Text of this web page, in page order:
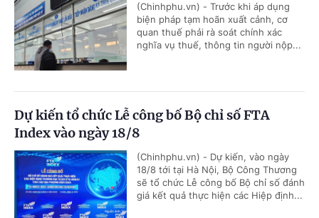
(Chinhphu.vn) - Trước khi áp dụng
biện pháp tạm hoãn xuất cảnh, cơ
quan thuế phải rà soát chính xác
nghĩa vụ thuế, thông tin người nộp...
Dự kiến tổ chức Lễ công bố Bộ chỉ số FTA
Index vào ngày 18/8
(Chinhphu.vn) - Dự kiến, vào ngày
18/8 tới tại Hà Nội, Bộ Công Thương
sẽ tổ chức Lễ công bố Bộ chỉ số đánh
giá kết quả thực hiện các Hiệp định...